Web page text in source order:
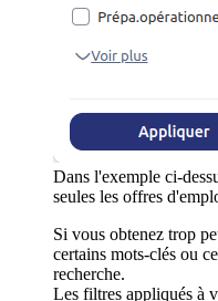
Dans l'exemple ci-
seules les offres
Si vous obtenez trop
certains mots-clés ou
recherche.
Les filtres appliqués à